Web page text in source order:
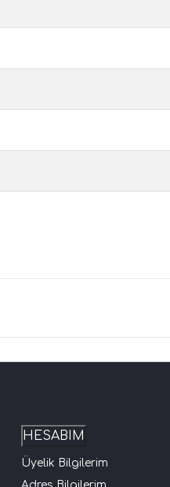
HESABIM
Üyelik Bilgilerim